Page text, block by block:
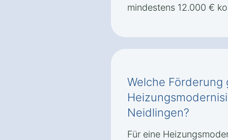
mindestens 12.000 €
Welche
Neidlingen?
Für eine